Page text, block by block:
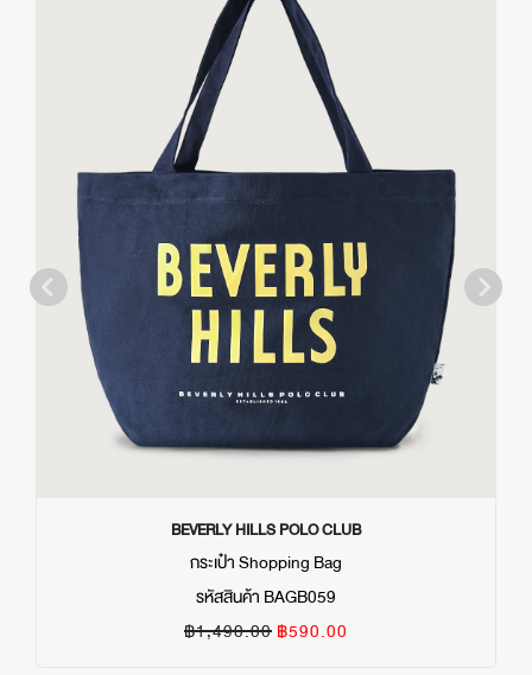
BEVERLY HILLS POLO CLUB
กระเป๋า Shopping Bag
รหัสสินค้า BAGB059
฿1,490.00 ฿590.00